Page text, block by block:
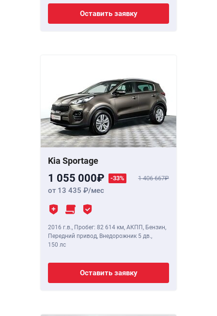
Оставить заявку
Kia Sportage
1 055 000 -33% 1 406 667
от 13 435 /мес
2016 г.в., Пробег: 82 614 км, АКПП, Бензин,
Передний привод, Внедорожник 5 дв.,
150 лс
Оставить заявку